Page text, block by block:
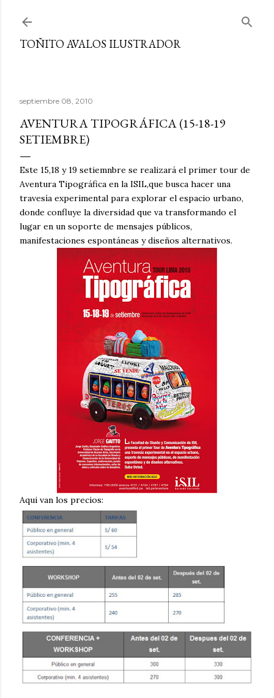
TOÑITO AVALOS ILUSTRADOR
septiembre 08, 2010
AVENTURA TIPOGRÁFICA (15-18-19
SETIEMBRE)
Este 15,18 y 19 setiemnbre se realizará el primer tour de
Aventura Tipográfica en la ISIL,que busca hacer una
travesía experimental para explorar el espacio urbano,
donde confluye la diversidad que va transformando el
lugar en un soporte de mensajes públicos,
manifestaciones espontáneas y diseños alternativos.
Aqui van los precios: